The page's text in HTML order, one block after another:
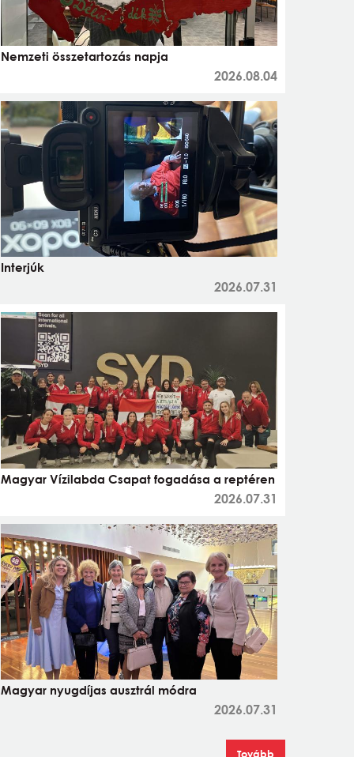
Nemzeti összetartozás napja
2026.08.04
Interjúk
2026.07.31
Magyar Vízilabda Csapat fogadása a reptéren
2026.07.31
Magyar nyugdíjas ausztrál módra
2026.07.31
Tovább